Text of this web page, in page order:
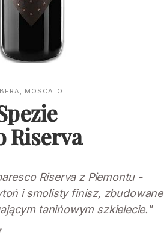
MOSCATO
Riserva
Riserva z Piemontu -
i smolisty finisz, zbudowane
tanińowym szkielecie."